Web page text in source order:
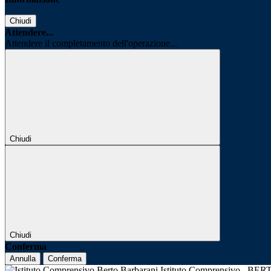
Chiudi
Attendere...
Attendere il completamento dell'operazione...
Chiudi
Chiudi
Conferma
Annulla Conferma